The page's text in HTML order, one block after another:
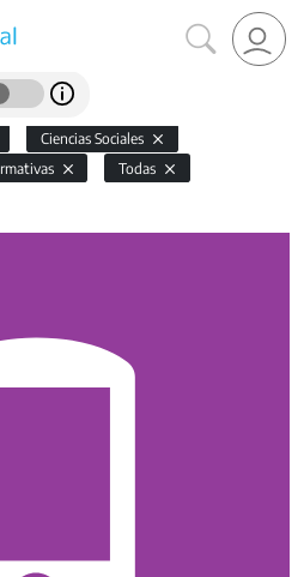
Ciencias Sociales
Todas